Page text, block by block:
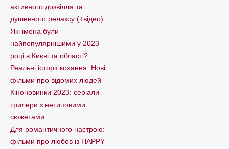
активного дозвілля та
душевного релаксу (+відео)
Які імена були
найпопулярнішими у 2023
році в Києві та області?
Реальні історії кохання. Нові
фільми про відомих людей
Кіноновинки 2023: серіали-
трилери з нетиповими
сюжетами
Для романтичного настрою:
фільми про любов із HAPPY